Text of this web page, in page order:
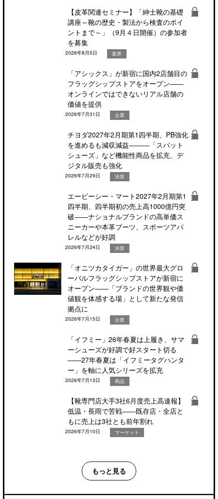
【皮革関連セミナー】「紳士靴の基礎
講座～靴の歴史・製法から検査のポイ
ントまで～」（9月４日開催）の参加者
を募集
2026年8月5日 業界
「アシックス」が新宿に国内2店舗目の
フラッグシップストアをオープン――
オンラインではできないリアル店舗の
価値を提供
2026年7月31日 企業
チヨダ2027年2月期第1四半期、PB強化
を進めるも減収減益―――「スパット
シューズ」など機能性商品を拡充、デ
ジタル販売も強化
2026年7月29日 決算
エービーシー・マート2027年2月期第1
四半期、四半期初の売上高1000億円突
破――ナショナルブランドの高単価ス
ニーカーや本革ブーツ、スポーツアパ
レルなどが好調
2026年7月24日 決算
「オニツカタイガー」の世界最大グロ
ーバルフラッグシップストアが新宿に
オープン――「ブランドの世界観や価
値観を体感する場」として新たな発信
拠点に
2026年7月15日 企業
「イフミー」26年春夏は上履き、サマ
ーシューズが好調で好スタート切る
――27年春夏は「イフミータグハンタ
ー」を軸に人気シリーズを拡充
2026年7月13日 商品
【靴専門店大手3社6月度売上高速報】
低温・長雨で苦戦――既存店・全店と
もに売上は3社とも前年割れ
2026年7月10日 マーケット
もっと見る